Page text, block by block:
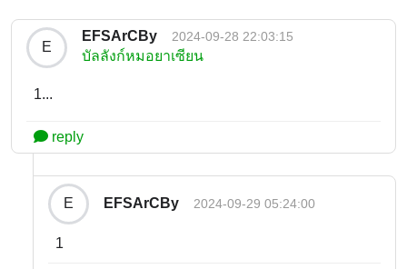
E
EFSArCBy 2024-09-28 22:03:15
บัลลังก์หมอยาเซียน
1...
reply
E EFSArCBy 2024-09-29 05:24:00
1